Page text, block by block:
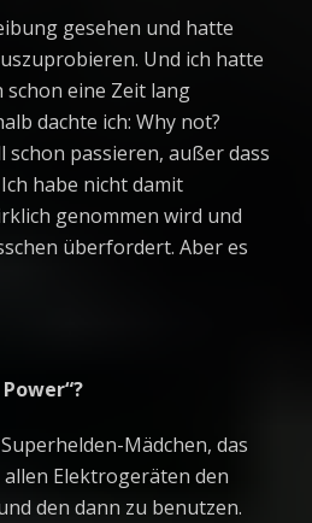
gesehen und hatte
Und ich hatte
schon eine Zeit lang
dachte ich: Why not?
schon passieren, außer dass
habe nicht damit
genommen wird und
überfordert. Aber es
Mädchen, das
Elektrogeräten den
den dann zu benutzen.